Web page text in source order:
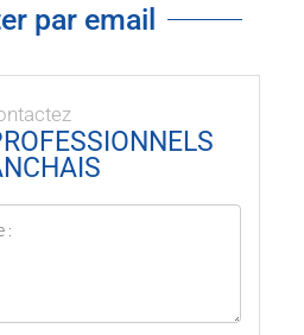
par email